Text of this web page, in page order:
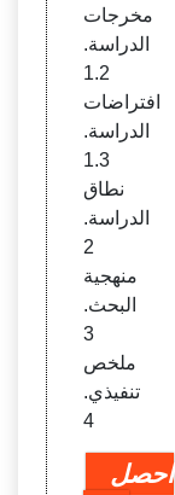
مخرجات
الدراسة.
1.2
افتراضات
الدراسة.
1.3
نطاق
الدراسة.
2
منهجية
البحث.
3
ملخص
تنفيذي.
4
احصل